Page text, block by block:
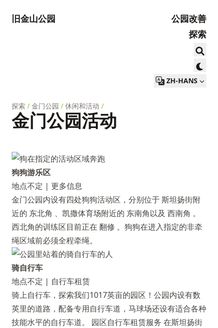
旧金山公园
公园改善
探索
ZH-HANS
探索 / 金门公园 / 休闲和活动 /
金门公园活动
狗狗游乐区
地点不定 | 更多信息
金门公园内设有四处狗狗活动区，分别位于 斯坦扬街附
近的 东北角 、凯撒体育场附近的 东南角以及 西南角 。
西北角的训练区目前正在 翻修 。狗狗在进入指定的非牵
绳区域前必须全程牵绳。
骑自行车
地点不定 | 自行车租赁
骑上自行车，探索我们1017英亩的园区！公园内设有数
英里的道路，配备专用自行车道，马球场还设有适合各种
技能水平的自行车道。 园区自行车租赁服务 在斯坦扬街